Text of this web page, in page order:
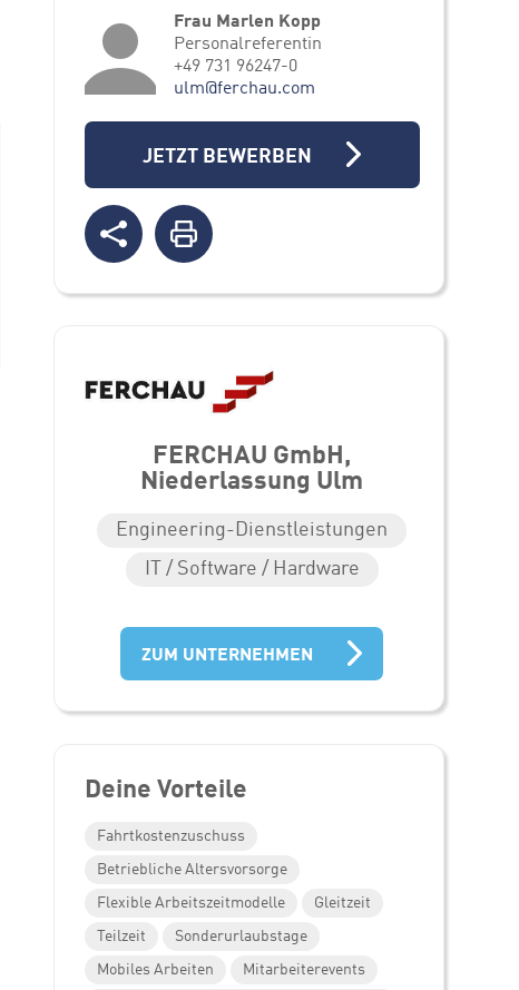
Frau Marlen Kopp
Personalreferentin
+49 731 96247-0
ulm@ferchau.com
JETZT BEWERBEN
FERCHAU GmbH,
Niederlassung Ulm
Engineering-Dienstleistungen
IT / Software / Hardware
ZUM UNTERNEHMEN
Deine Vorteile
Fahrtkostenzuschuss
Betriebliche Altersvorsorge
Flexible Arbeitszeitmodelle
Gleitzeit
Teilzeit
Sonderurlaubstage
Mobiles Arbeiten
Mitarbeiterevents